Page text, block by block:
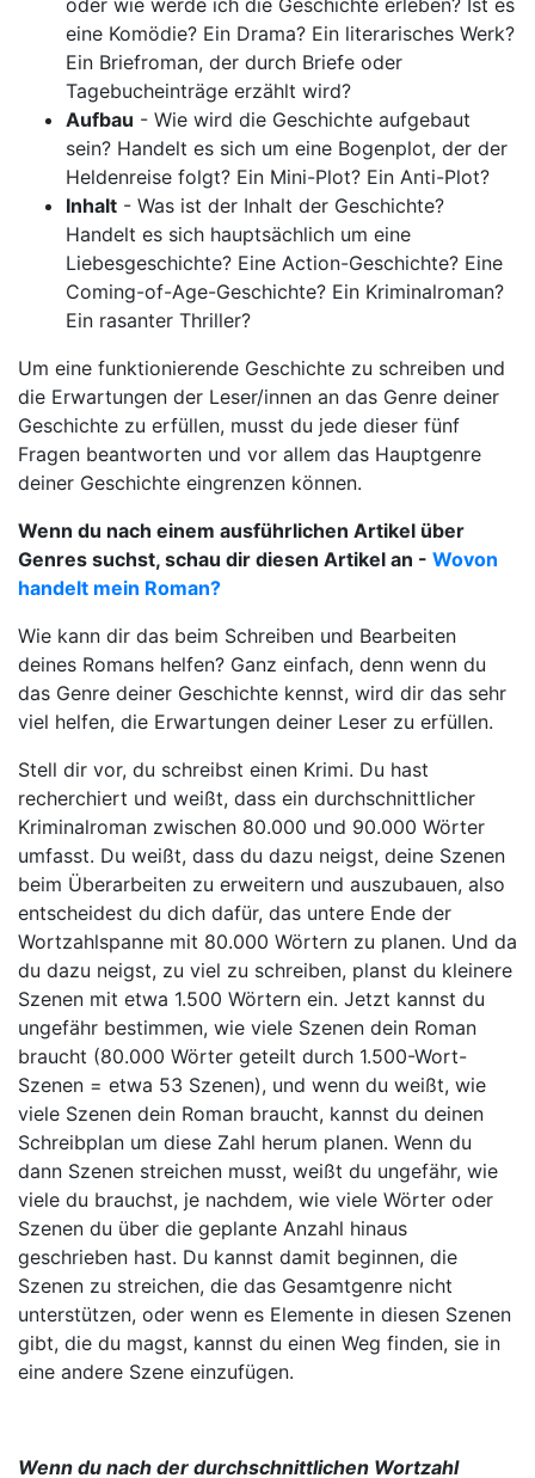
oder wie werde ich die Geschichte erleben? Ist es
eine Komödie? Ein Drama? Ein literarisches Werk?
Ein Briefroman, der durch Briefe oder
Tagebucheinträge erzählt wird?
Aufbau - Wie wird die Geschichte aufgebaut
sein? Handelt es sich um eine Bogenplot, der der
Heldenreise folgt? Ein Mini-Plot? Ein Anti-Plot?
Inhalt - Was ist der Inhalt der Geschichte?
Handelt es sich hauptsächlich um eine
Liebesgeschichte? Eine Action-Geschichte? Eine
Coming-of-Age-Geschichte? Ein Kriminalroman?
Ein rasanter Thriller?
Um eine funktionierende Geschichte zu schreiben und
die Erwartungen der Leser/innen an das Genre deiner
Geschichte zu erfüllen, musst du jede dieser fünf
Fragen beantworten und vor allem das Hauptgenre
deiner Geschichte eingrenzen können.
Wenn du nach einem ausführlichen Artikel über
Genres suchst, schau dir diesen Artikel an - Wovon
handelt mein Roman?
Wie kann dir das beim Schreiben und Bearbeiten
deines Romans helfen? Ganz einfach, denn wenn du
das Genre deiner Geschichte kennst, wird dir das sehr
viel helfen, die Erwartungen deiner Leser zu erfüllen.
Stell dir vor, du schreibst einen Krimi. Du hast
recherchiert und weißt, dass ein durchschnittlicher
Kriminalroman zwischen 80.000 und 90.000 Wörter
umfasst. Du weißt, dass du dazu neigst, deine Szenen
beim Überarbeiten zu erweitern und auszubauen, also
entscheidest du dich dafür, das untere Ende der
Wortzahlspanne mit 80.000 Wörtern zu planen. Und da
du dazu neigst, zu viel zu schreiben, planst du kleinere
Szenen mit etwa 1.500 Wörtern ein. Jetzt kannst du
ungefähr bestimmen, wie viele Szenen dein Roman
braucht (80.000 Wörter geteilt durch 1.500-Wort-
Szenen = etwa 53 Szenen), und wenn du weißt, wie
viele Szenen dein Roman braucht, kannst du deinen
Schreibplan um diese Zahl herum planen. Wenn du
dann Szenen streichen musst, weißt du ungefähr, wie
viele du brauchst, je nachdem, wie viele Wörter oder
Szenen du über die geplante Anzahl hinaus
geschrieben hast. Du kannst damit beginnen, die
Szenen zu streichen, die das Gesamtgenre nicht
unterstützen, oder wenn es Elemente in diesen Szenen
gibt, die du magst, kannst du einen Weg finden, sie in
eine andere Szene einzufügen.
Wenn du nach der durchschnittlichen Wortzahl